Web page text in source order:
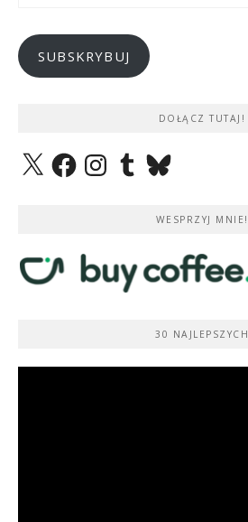
SUBSKRYBUJ
DOŁĄCZ TUTAJ!
X FacebookInstagramTumblrBluesky
WESPRZYJ MNIE!
30 NAJLEPSZYCH